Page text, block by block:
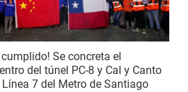
cumplido! Se concreta el
del túnel PC-8 y Cal y Canto
7 del Metro de Santiago